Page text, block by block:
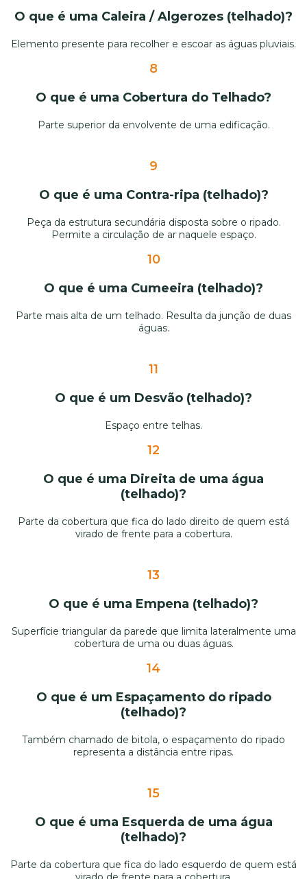
O que é uma Caleira / Algerozes (telhado)?
Elemento presente para recolher e escoar as águas pluviais.
8
O que é uma Cobertura do Telhado?
Parte superior da envolvente de uma edificação.
9
O que é uma Contra-ripa (telhado)?
Peça da estrutura secundária disposta sobre o ripado.
Permite a circulação de ar naquele espaço.
10
O que é uma Cumeeira (telhado)?
Parte mais alta de um telhado. Resulta da junção de duas
águas.
11
O que é um Desvão (telhado)?
Espaço entre telhas.
12
O que é uma Direita de uma água
(telhado)?
Parte da cobertura que fica do lado direito de quem está
virado de frente para a cobertura.
13
O que é uma Empena (telhado)?
Superfície triangular da parede que limita lateralmente uma
cobertura de uma ou duas águas.
14
O que é um Espaçamento do ripado
(telhado)?
Também chamado de bitola, o espaçamento do ripado
representa a distância entre ripas.
15
O que é uma Esquerda de uma água
(telhado)?
Parte da cobertura que fica do lado esquerdo de quem está